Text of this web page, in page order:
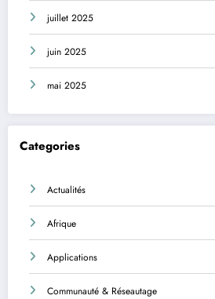
juillet 2025
juin 2025
mai 2025
Categories
Actualités
Afrique
Applications
Communauté & Réseautage